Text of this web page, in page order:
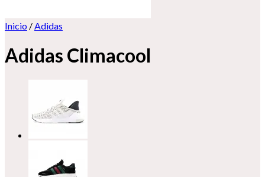
Inicio /Adidas
Adidas Climacool